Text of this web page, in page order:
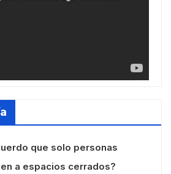
que solo personas
a espacios cerrados?